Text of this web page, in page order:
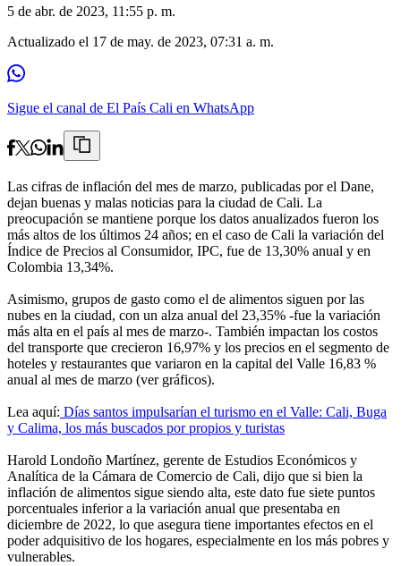
5 de abr. de 2023, 11:55 p. m.
Actualizado el 17 de may. de 2023, 07:31 a. m.
Sigue el canal de El País Cali en WhatsApp
Las cifras de inflación del mes de marzo, publicadas por el Dane,
dejan buenas y malas noticias para la ciudad de Cali. La
preocupación se mantiene porque los datos anualizados fueron los
más altos de los últimos 24 años; en el caso de Cali la variación del
Índice de Precios al Consumidor, IPC, fue de 13,30% anual y en
Colombia 13,34%.
Asimismo, grupos de gasto como el de alimentos siguen por las
nubes en la ciudad, con un alza anual del 23,35% -fue la variación
más alta en el país al mes de marzo-. También impactan los costos
del transporte que crecieron 16,97% y los precios en el segmento de
hoteles y restaurantes que variaron en la capital del Valle 16,83 %
anual al mes de marzo (ver gráficos).
Lea aquí: Días santos impulsarían el turismo en el Valle: Cali, Buga
y Calima, los más buscados por propios y turistas
Harold Londoño Martínez, gerente de Estudios Económicos y
Analítica de la Cámara de Comercio de Cali, dijo que si bien la
inflación de alimentos sigue siendo alta, este dato fue siete puntos
porcentuales inferior a la variación anual que presentaba en
diciembre de 2022, lo que asegura tiene importantes efectos en el
poder adquisitivo de los hogares, especialmente en los más pobres y
vulnerables.